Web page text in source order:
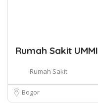
Rumah Sakit UMMI
Rumah Sakit
Bogor